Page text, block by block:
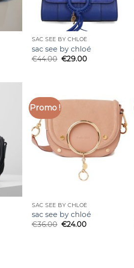
SAC SEE BY CHLOÉ
sac see by chloé
€44.00 €29.00
Promo !
SAC SEE BY CHLOÉ
sac see by chloé
€36.00 €24.00